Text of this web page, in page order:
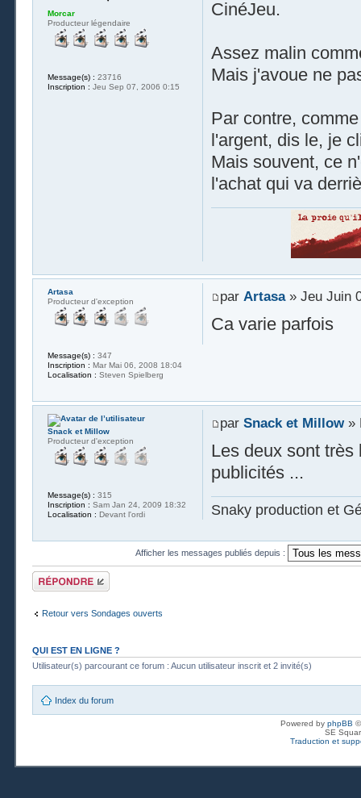
CinéJeu.
Assez malin
Mais j'avoue ne
Par contre,
l'argent, dis le, je
Mais souvent, ce
l'achat qui va
Morcar
Producteur légendaire
Message(s) : 23716
Inscription : Jeu Sep 07, 2006 0:15
par Artasa» Jeu Juin
Ca varie parfois
Artasa
Producteur d'exception
Message(s) : 347
Inscription : Mar Mai 06, 2008 18:04
Localisation : Steven Spielberg
par Snack et Millow»
Les deux sont très
publicités ...
Snaky production et
Snack et Millow
Producteur d'exception
Message(s) : 315
Inscription : Sam Jan 24, 2009 18:32
Localisation : Devant l'ordi
Afficher les messages publiés depuis :
Publier une
réponse
Retour vers Sondages ouverts
QUI EST EN LIGNE ?
Utilisateur(s) parcourant ce forum : Aucun utilisateur inscrit et 2 invité(s)
Index du forum
Powered by phpBB
SE
Traduction et